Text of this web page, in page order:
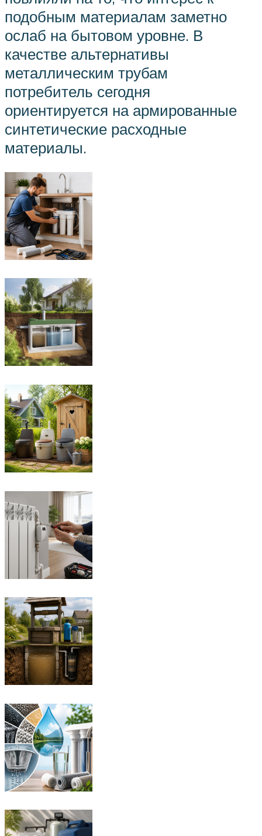
подобным материалам заметно
ослаб на бытовом уровне. В
качестве альтернативы
металлическим трубам
потребитель сегодня
ориентируется на армированные
синтетические расходные
материалы.